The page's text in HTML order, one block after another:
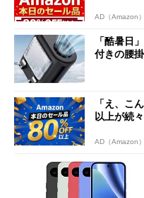
AD（Amazon）
「酷暑日
付きの腰
「え、こ
以上が続
AD（Amazon）